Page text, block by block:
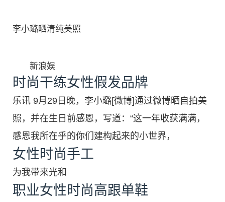
李小璐晒清纯美照
新浪娱
时尚干练女性假发品牌
乐讯 9月29日晚，李小璐[微博]通过微博晒自拍美
照，并在生日前感恩，写道：“这一年收获满满，
感恩我所在乎的你们建构起来的小世界，
女性时尚手工
为我带来光和
职业女性时尚高跟单鞋